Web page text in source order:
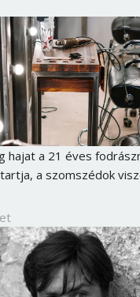
hajat a 21 éves
a szomszédok